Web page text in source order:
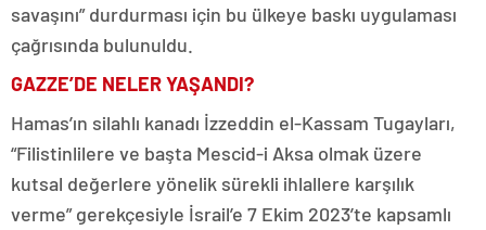
savaşını” durdurması için bu ülkeye baskı uygulaması
çağrısında bulunuldu.
GAZZE’DE NELER YAŞANDI?
Hamas’ın silahlı kanadı İzzeddin el-Kassam Tugayları,
“Filistinlilere ve başta Mescid-i Aksa olmak üzere
kutsal değerlere yönelik sürekli ihlallere karşılık
verme” gerekçesiyle İsrail’e 7 Ekim 2023’te kapsamlı